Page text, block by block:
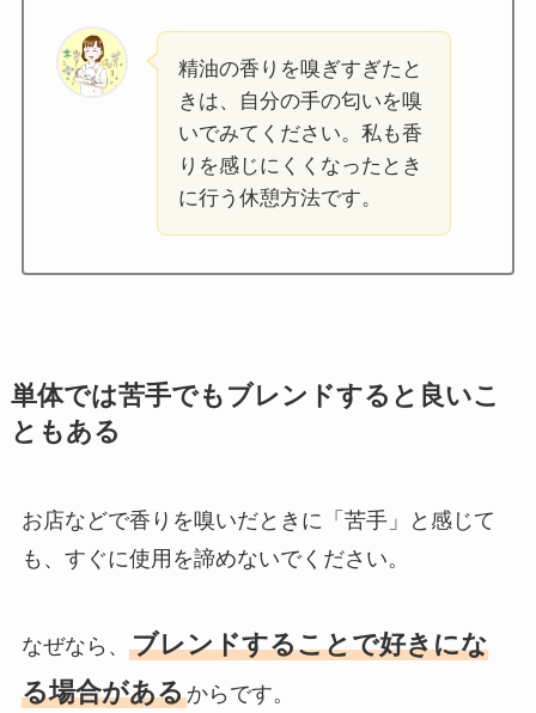
精油の香りを嗅ぎすぎたと
きは、自分の手の匂いを嗅
いでみてください。私も香
りを感じにくくなったとき
に行う休憩方法です。
単体では苦手でもブレンドすると良いこ
ともある
お店などで香りを嗅いだときに「苦手」と感じて
も、すぐに使用を諦めないでください。
なぜなら、 ブレンドすることで好きにな
る場合があるからです。